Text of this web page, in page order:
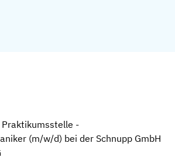
-
(m/w/d) bei der Schnupp GmbH